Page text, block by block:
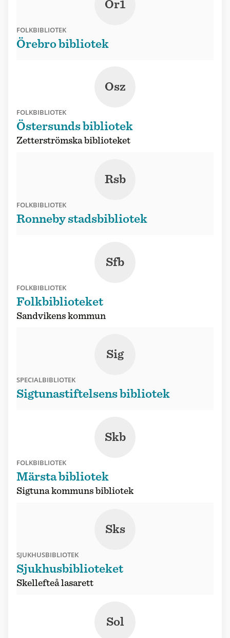
Or1
FOLKBIBLIOTEK
Örebro bibliotek
Osz
FOLKBIBLIOTEK
Östersunds bibliotek
Zetterströmska biblioteket
Rsb
FOLKBIBLIOTEK
Ronneby stadsbibliotek
Sfb
FOLKBIBLIOTEK
Folkbiblioteket
Sandvikens kommun
Sig
SPECIALBIBLIOTEK
Sigtunastiftelsens bibliotek
Skb
FOLKBIBLIOTEK
Märsta bibliotek
Sigtuna kommuns bibliotek
Sks
SJUKHUSBIBLIOTEK
Sjukhusbiblioteket
Skellefteå lasarett
Sol